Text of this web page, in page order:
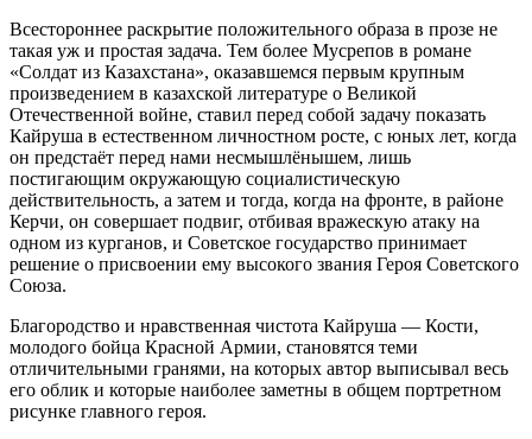
Всестороннее раскрытие положительного образа в прозе не
такая уж и простая задача. Тем более Мусрепов в романе
«Солдат из Казахстана», оказавшемся первым крупным
произведением в казахской литературе о Великой
Отечественной войне, ставил перед собой задачу показать
Кайруша в естественном личностном росте, с юных лет, когда
он предстаёт перед нами несмышлёнышем, лишь
постигающим окружающую социалистическую
действительность, а затем и тогда, когда на фронте, в районе
Керчи, он совершает подвиг, отбивая вражескую атаку на
одном из курганов, и Советское государство принимает
решение о присвоении ему высокого звания Героя Советского
Союза.
Благородство и нравственная чистота Кайруша — Кости,
молодого бойца Красной Армии, становятся теми
отличительными гранями, на которых автор выписывал весь
его облик и которые наиболее заметны в общем портретном
рисунке главного героя.